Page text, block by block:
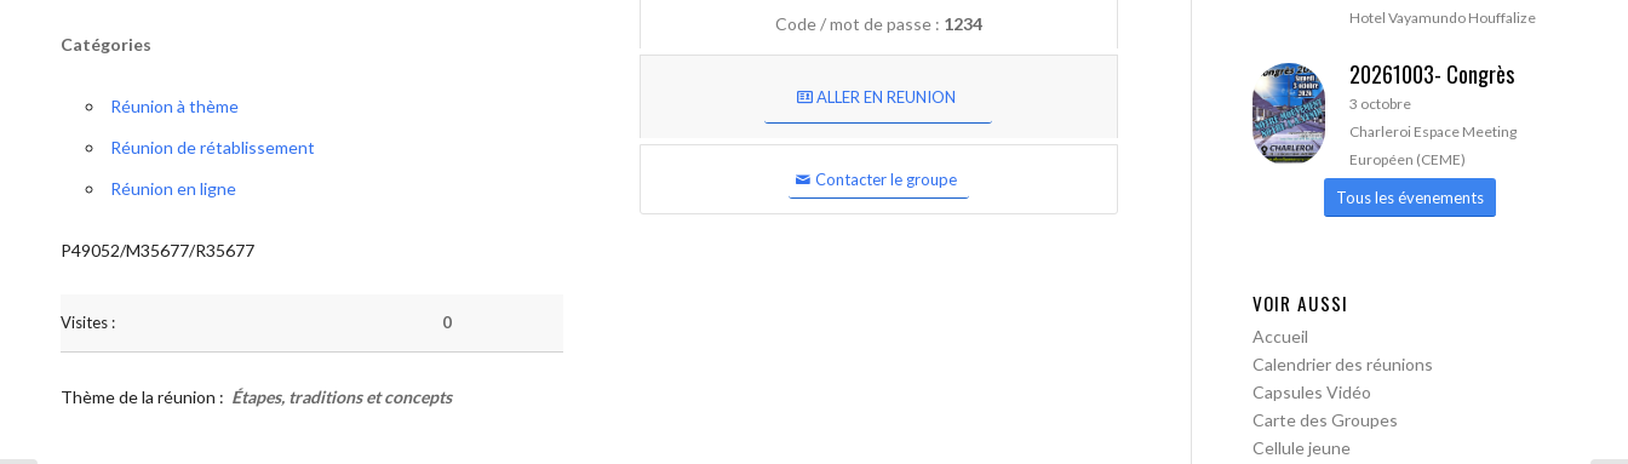
Catégories
Réunion à thème
Réunion de rétablissement
Réunion en ligne
P49052/M35677/R35677
Visites : 0
Code / mot de passe : 1234
ALLER EN REUNION
Contacter le groupe
Thème de la réunion : Étapes, traditions et concepts
Hotel Vayamundo Houffalize
20261003- Congrès
3 octobre
Charleroi Espace Meeting
Européen (CEME)
Tous les évenements
VOIR AUSSI
Accueil
Calendrier des réunions
Capsules Vidéo
Carte des Groupes
Cellule jeune